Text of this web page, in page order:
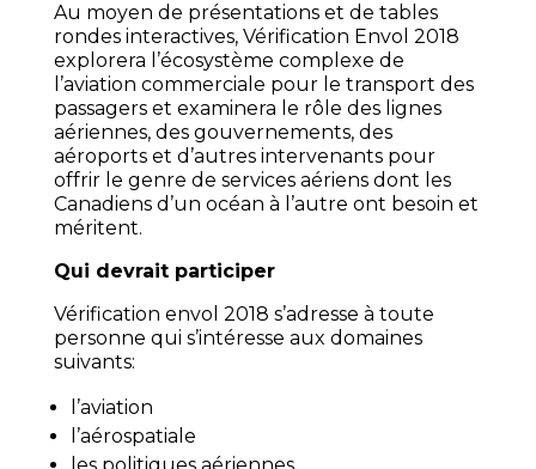
Au moyen de présentations et de tables
rondes interactives, Vérification Envol 2018
explorera l’écosystème complexe de
l’aviation commerciale pour le transport des
passagers et examinera le rôle des lignes
aériennes, des gouvernements, des
aéroports et d’autres intervenants pour
offrir le genre de services aériens dont les
Canadiens d’un océan à l’autre ont besoin et
méritent.
Qui devrait participer
Vérification envol 2018 s’adresse à toute
personne qui s’intéresse aux domaines
suivants:
l’aviation
l’aérospatiale